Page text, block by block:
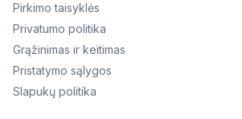
Pirkimo taisyklės
Privatumo politika
Grąžinimas ir keitimas
Pristatymo sąlygos
Slapukų politika